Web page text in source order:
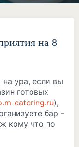
на 8
ура, если вы
готовых
catering.ru),
бар –
кому что по